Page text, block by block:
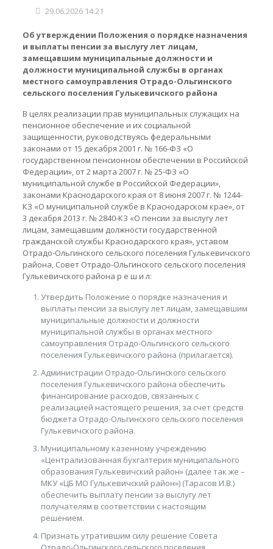
29.06.2026 14:21
Об утверждении Положения о порядке назначения
и выплаты пенсии за выслугу лет лицам,
замещавшим муниципальные должности и
должности муниципальной службы в органах
местного самоуправления Отрадо-Ольгинского
сельского поселения Гулькевичского района
В целях реализации прав муниципальных служащих на
пенсионное обеспечение и их социальной
защищенности, руководствуясь федеральными
законами от 15 декабря 2001 г. № 166-ФЗ «О
государственном пенсионном обеспечении в Российской
Федерации», от 2 марта 2007 г. № 25-ФЗ «О
муниципальной службе в Российской Федерации»,
законами Краснодарского края от 8 июня 2007 г. № 1244-
КЗ «О муниципальной службе в Краснодарском крае», от
3 декабря 2013 г. № 2840-КЗ «О пенсии за выслугу лет
лицам, замещавшим должности государственной
гражданской службы Краснодарского края», уставом
Отрадо-Ольгинского сельского поселения Гулькевичского
района, Совет Отрадо-Ольгинского сельского поселения
Гулькевичского района р е ш и л:
Утвердить Положение о порядке назначения и
выплаты пенсии за выслугу лет лицам, замещавшим
муниципальные должности и должности
муниципальной службы в органах местного
самоуправления Отрадо-Ольгинского сельского
поселения Гулькевичского района (прилагается).
Администрации Отрадо-Ольгинского сельского
поселения Гулькевичского района обеспечить
финансирование расходов, связанных с
реализацией настоящего решения, за счет средств
бюджета Отрадо-Ольгинского сельского поселения
Гулькевичского района.
Муниципальному казенному учреждению
«Централизованная бухгалтерия муниципального
образования Гулькевичский район» (далее так же –
МКУ «ЦБ МО Гулькевичский район») (Тарасов И.В.)
обеспечить выплату пенсии за выслугу лет
получателям в соответствии с настоящим
решением.
Признать утратившим силу решение Совета